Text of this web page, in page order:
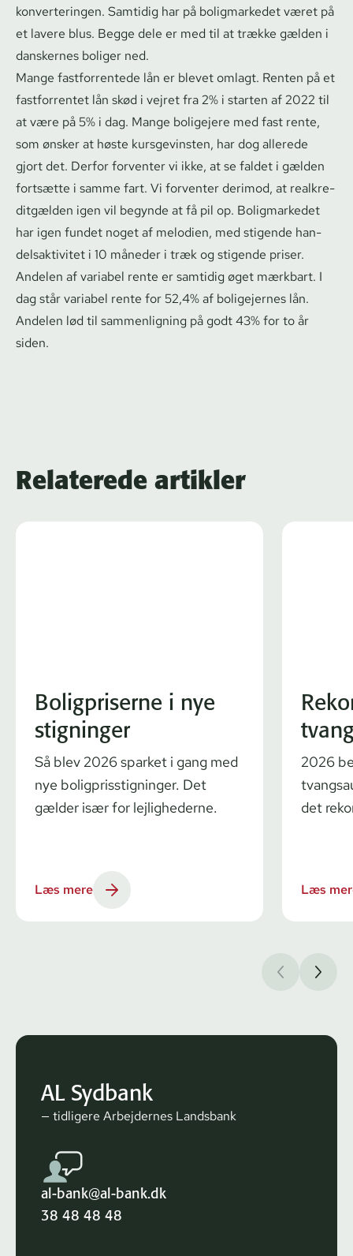
konverteringen. Samtidig har på boligmarkedet været på
et lavere blus. Begge dele er med til at trække gælden i
danskernes boliger ned.
Mange fastforrentede lån er blevet omlagt. Renten på et
fastforrentet lån skød i vejret fra 2% i starten af 2022 til
at være på 5% i dag. Mange boligejere med fast rente,
som ønsker at høste kursgevinsten, har dog allerede
gjort det. Derfor forventer vi ikke, at se faldet i gælden
fortsætte i samme fart. Vi forventer derimod, at re­al­kre­
dit­gæl­den igen vil begynde at få pil op. Boligmarkedet
har igen fundet noget af melodien, med stigende han­
del­sak­ti­vi­tet i 10 måneder i træk og stigende priser.
Andelen af variabel rente er samtidig øget mærkbart. I
dag står variabel rente for 52,4% af boligejernes lån.
Andelen lød til sammenligning på godt 43% for to år
siden.
Relaterede artikler
Boligpriserne i nye
stigninger
Så blev 2026 sparket i gang med
nye boligprisstigninger. Det
gælder især for lejlighederne.
Læs mere
2026
det
Læs
AL Sydbank
— tidligere Arbejdernes Landsbank
al-bank@al-bank.dk
38 48 48 48